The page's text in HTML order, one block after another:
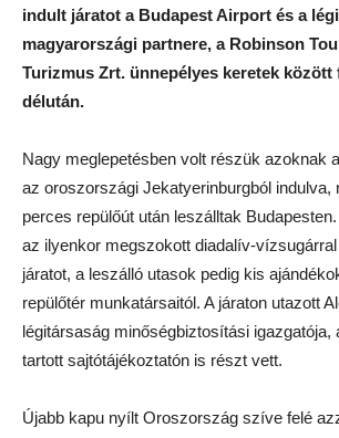
indult járatot a Budapest Airport és a
magyarországi partnere, a Robinson
Turizmus Zrt. ünnepélyes keretek között
délután.
Nagy meglepetésben volt részük azoknak
az oroszországi Jekatyerinburgból indulva,
perces repülőút után leszálltak
az ilyenkor megszokott diadalív-
járatot, a leszálló utasok pedig kis
repülőtér munkatársaitól. A járaton utazott
légitársaság minőségbiztosítási igazgatója,
tartott sajtótájékoztatón is részt vett.
Újabb kapu nyílt Oroszország szíve felé